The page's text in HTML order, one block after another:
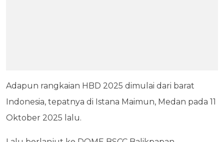
Adapun rangkaian HBD 2025 dimulai dari barat
Indonesia, tepatnya di Istana Maimun, Medan pada 11
Oktober 2025 lalu.